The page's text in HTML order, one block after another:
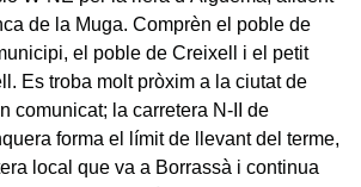
de la Muga. Comprèn el poble de
el poble de Creixell i el petit
Es troba molt pròxim a la ciutat de
comunicat; la carretera N-II de
forma el límit de llevant del terme,
local que va a Borrassà i continua